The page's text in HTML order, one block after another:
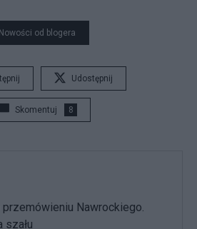
Nowości od blogera
Udostępnij
Skomentuj 8
przemówieniu Nawrockiego.
szału